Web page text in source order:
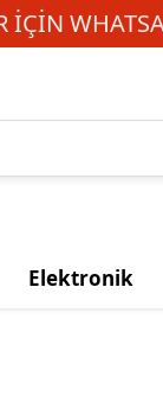
Elektronik